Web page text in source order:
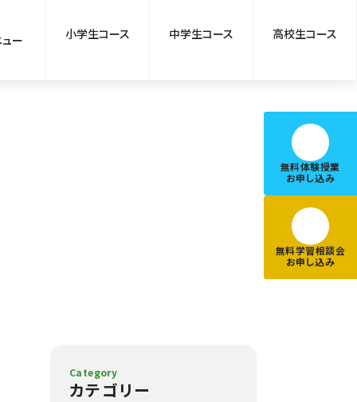
ー 小学生コース 中学生コース 高校生コース
無料体験授業
お申し込み
無料学習相談会
お申し込み
Category
カテゴリー